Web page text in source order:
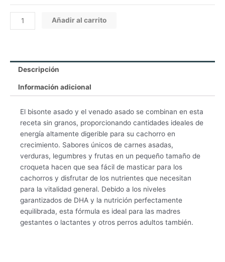
High
Prairie
Puppy
Añadir al carrito
Descripción
Información adicional
El bisonte asado y el venado asado se combinan en esta
receta sin granos, proporcionando cantidades ideales de
energía altamente digerible para su cachorro en
crecimiento. Sabores únicos de carnes asadas,
verduras, legumbres y frutas en un pequeño tamaño de
croqueta hacen que sea fácil de masticar para los
cachorros y disfrutar de los nutrientes que necesitan
para la vitalidad general. Debido a los niveles
garantizados de DHA y la nutrición perfectamente
equilibrada, esta fórmula es ideal para las madres
gestantes o lactantes y otros perros adultos también.